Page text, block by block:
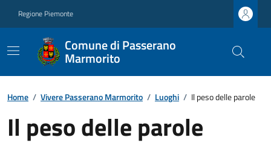
Regione Piemonte
Comune di Passerano
Marmorito
Home / Vivere Passerano Marmorito / Luoghi / Il peso delle parole
Il peso delle parole